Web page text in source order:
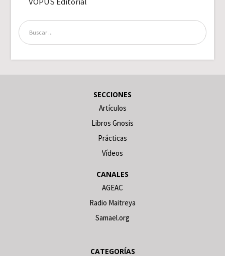
SECCIONES
Artículos
Libros Gnosis
Prácticas
Vídeos
CANALES
AGEAC
Radio Maitreya
Samael.org
CATEGORÍAS